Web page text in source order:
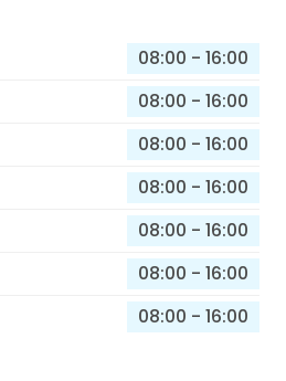
08:00 - 16:00
08:00 - 16:00
08:00 - 16:00
08:00 - 16:00
08:00 - 16:00
08:00 - 16:00
08:00 - 16:00